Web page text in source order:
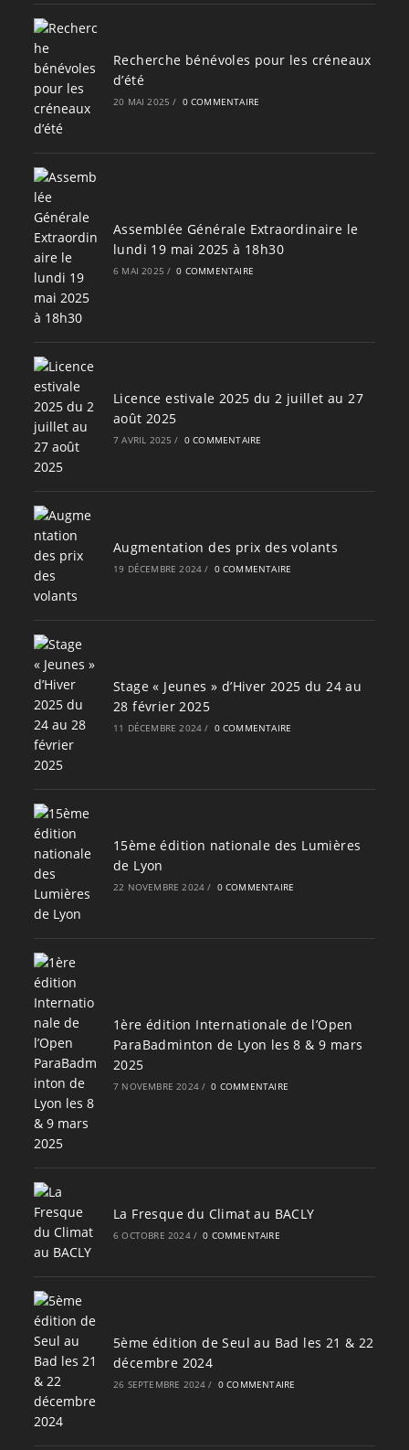
Recherche bénévoles pour les créneaux
d’été
20 MAI 2025 / 0 COMMENTAIRE
Assemblée Générale Extraordinaire le
lundi 19 mai 2025 à 18h30
6 MAI 2025 / 0 COMMENTAIRE
Licence estivale 2025 du 2 juillet au 27
août 2025
7 AVRIL 2025 / 0 COMMENTAIRE
Augmentation des prix des volants
19 DÉCEMBRE 2024 / 0 COMMENTAIRE
Stage « Jeunes » d’Hiver 2025 du 24 au
28 février 2025
11 DÉCEMBRE 2024 / 0 COMMENTAIRE
15ème édition nationale des Lumières
de Lyon
22 NOVEMBRE 2024 / 0 COMMENTAIRE
1ère édition Internationale de l’Open
ParaBadminton de Lyon les 8 & 9 mars
2025
7 NOVEMBRE 2024 / 0 COMMENTAIRE
La Fresque du Climat au BACLY
6 OCTOBRE 2024 / 0 COMMENTAIRE
5ème édition de Seul au Bad les 21 & 22
décembre 2024
26 SEPTEMBRE 2024 / 0 COMMENTAIRE